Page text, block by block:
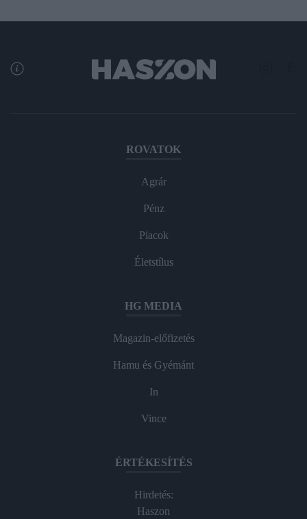
ROVATOK
Agrár
Pénz
Piacok
Életstílus
HG MEDIA
Magazin-előfizetés
Hamu és Gyémánt
In
Vince
ÉRTÉKESÍTÉS
Hirdetés:
Haszon